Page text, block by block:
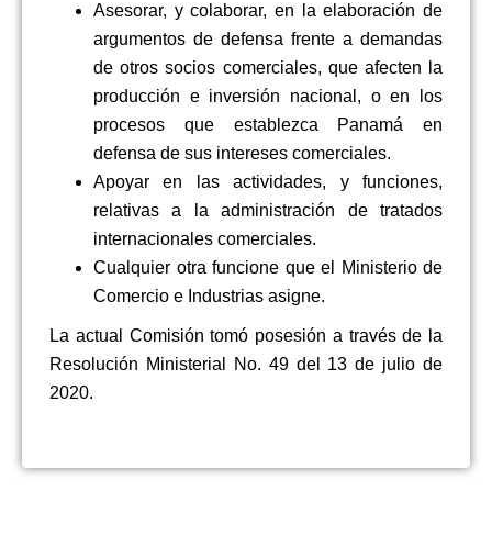
Asesorar, y colaborar, en la elaboración de
argumentos de defensa frente a demandas
de otros socios comerciales, que afecten la
producción e inversión nacional, o en los
procesos que establezca Panamá en
defensa de sus intereses comerciales.
Apoyar en las actividades, y funciones,
relativas a la administración de tratados
internacionales comerciales.
Cualquier otra funcione que el Ministerio de
Comercio e Industrias asigne.
La actual Comisión tomó posesión a través de la
Resolución Ministerial No. 49 del 13 de julio de
2020.